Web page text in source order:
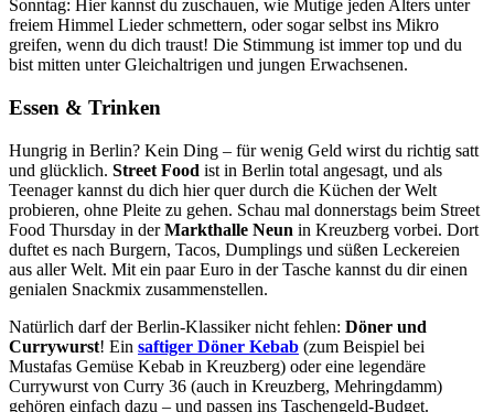
Sonntag: Hier kannst du zuschauen, wie Mutige jeden Alters unter
freiem Himmel Lieder schmettern, oder sogar selbst ins Mikro
greifen, wenn du dich traust! Die Stimmung ist immer top und du
bist mitten unter Gleichaltrigen und jungen Erwachsenen.
Essen & Trinken
Hungrig in Berlin? Kein Ding – für wenig Geld wirst du richtig satt
und glücklich. Street Food ist in Berlin total angesagt, und als
Teenager kannst du dich hier quer durch die Küchen der Welt
probieren, ohne Pleite zu gehen. Schau mal donnerstags beim Street
Food Thursday in derMarkthalle Neun in Kreuzberg vorbei. Dort
duftet es nach Burgern, Tacos, Dumplings und süßen Leckereien
aus aller Welt. Mit ein paar Euro in der Tasche kannst du dir einen
genialen Snackmix zusammenstellen.
Natürlich darf der Berlin-Klassiker nicht fehlen: Döner und
Currywurst! Ein saftiger Döner Kebab (zum Beispiel bei
Mustafas Gemüse Kebab in Kreuzberg) oder eine legendäre
Currywurst von Curry 36 (auch in Kreuzberg, Mehringdamm)
gehören einfach dazu – und passen ins Taschengeld-Budget.